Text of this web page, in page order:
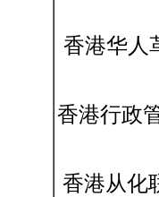
香港华
香港行政
香港从